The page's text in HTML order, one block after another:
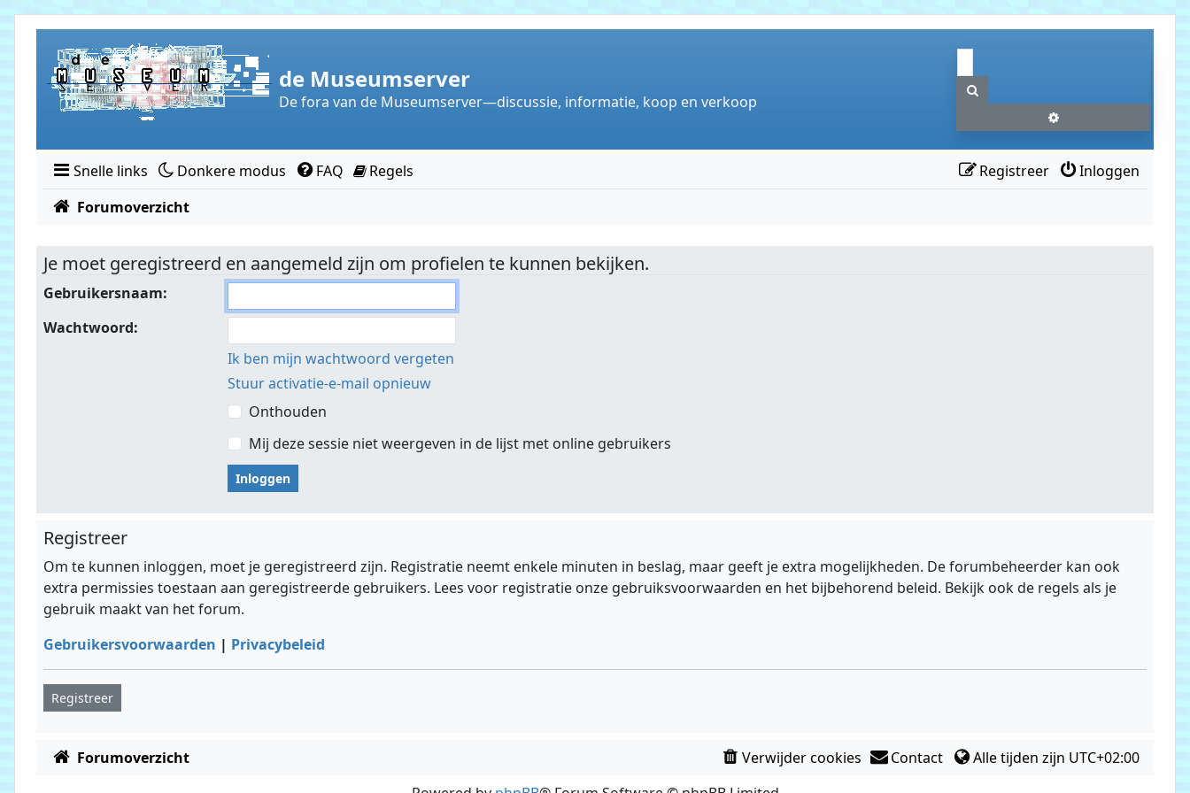
de Museumserver
De fora van de Museumserver—discussie, informatie, koop en verkoop
Snelle links Donkere modus FAQ Regels Inloggen
Registreer
Forumoverzicht
Je moet geregistreerd en aangemeld zijn om profielen te kunnen bekijken.
Gebruikersnaam:
Wachtwoord:
Ik ben mijn wachtwoord vergeten
Stuur activatie-e-mail opnieuw
Onthouden
Mij deze sessie niet weergeven in de lijst met online gebruikers
Registreer
Om te kunnen inloggen, moet je geregistreerd zijn. Registratie neemt enkele minuten in beslag, maar geeft je extra mogelijkheden. De forumbeheerder kan ook
extra permissies toestaan aan geregistreerde gebruikers. Lees voor registratie onze gebruiksvoorwaarden en het bijbehorend beleid. Bekijk ook de regels als je
gebruik maakt van het forum.
Gebruikersvoorwaarden | Privacybeleid
Registreer
Forumoverzicht Verwijder cookies Contact Alle tijden zijn UTC+02:00